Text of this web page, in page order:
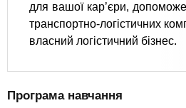
для вашої кар’єри,
транспортно-логістичних
власний логістичний бізнес.
Програма навчання